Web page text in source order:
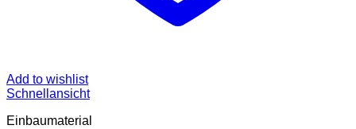
Add to wishlist
Schnellansicht
Einbaumaterial